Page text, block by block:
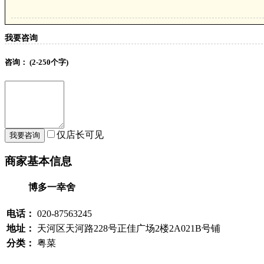
我要咨询
咨询： (2-250个字)
仅店长可见
商家基本信息
博多一幸舍
电话： 020-87563245
地址：
天河区天河路228号正佳广场2楼2A021B号铺
分类： 粤菜